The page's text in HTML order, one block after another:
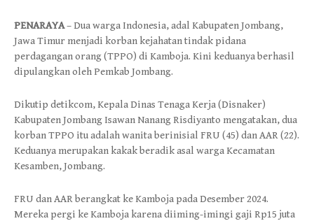
PENARAYA– Dua warga Indonesia, adal Kabupaten Jombang,
Jawa Timur menjadi korban kejahatan tindak pidana
perdagangan orang (TPPO) di Kamboja. Kini keduanya berhasil
dipulangkan oleh Pemkab Jombang.
Dikutip detikcom, Kepala Dinas Tenaga Kerja (Disnaker)
Kabupaten Jombang Isawan Nanang Risdiyanto mengatakan, dua
korban TPPO itu adalah wanita berinisial FRU (45) dan AAR (22).
Keduanya merupakan kakak beradik asal warga Kecamatan
Kesamben, Jombang.
FRU dan AAR berangkat ke Kamboja pada Desember 2024.
Mereka pergi ke Kamboja karena diiming-imingi gaji Rp15 juta